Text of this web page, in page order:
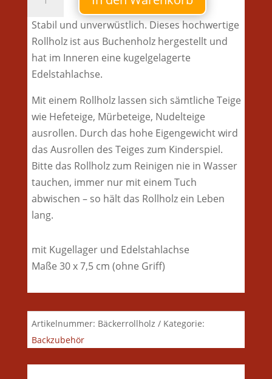
Menge
Stabil und unverwüstlich. Dieses hochwertige
Rollholz ist aus Buchenholz hergestellt und
hat im Inneren eine kugelgelagerte
Edelstahlachse.
Mit einem Rollholz lassen sich sämtliche Teige
wie Hefeteige, Mürbeteige, Nudelteige
ausrollen. Durch das hohe Eigengewicht wird
das Ausrollen des Teiges zum Kinderspiel.
Bitte das Rollholz zum Reinigen nie in Wasser
tauchen, immer nur mit einem Tuch
abwischen – so hält das Rollholz ein Leben
lang.
mit Kugellager und Edelstahlachse
Maße 30 x 7,5 cm (ohne Griff)
Artikelnummer: Bäckerrollholz
Kategorie:
Backzubehör